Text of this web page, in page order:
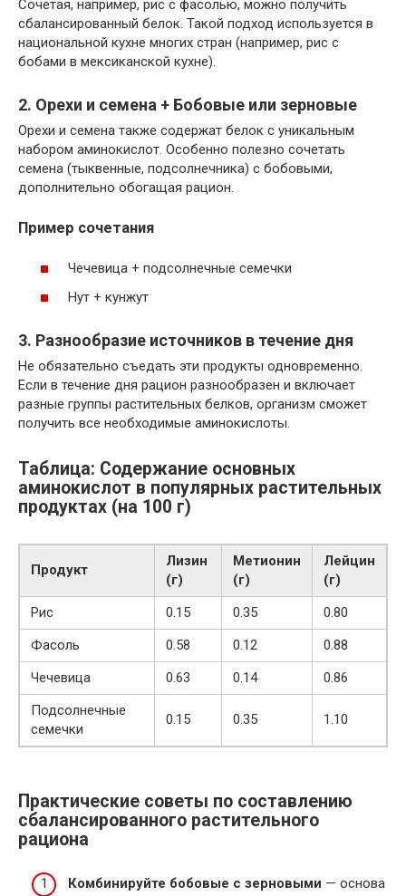
Сочетая, например, рис с фасолью, можно получить
сбалансированный белок. Такой подход используется в
национальной кухне многих стран (например, рис с
бобами в мексиканской кухне).
2. Орехи и семена + Бобовые или зерновые
Орехи и семена также содержат белок с уникальным
набором аминокислот. Особенно полезно сочетать
семена (тыквенные, подсолнечника) с бобовыми,
дополнительно обогащая рацион.
Пример сочетания
Чечевица + подсолнечные семечки
Нут + кунжут
3. Разнообразие источников в течение дня
Не обязательно съедать эти продукты одновременно.
Если в течение дня рацион разнообразен и включает
разные группы растительных белков, организм сможет
получить все необходимые аминокислоты.
Таблица: Содержание основных
аминокислот в популярных растительных
продуктах (на 100 г)
Продукт
Лизин
(г)
Метионин
(г)
Лейцин
(г)
Рис
0.15 0.35
0.80
Фасоль
0.58 0.12
0.88
Чечевица
0.63 0.14
0.86
Подсолнечные
семечки
0.15 0.35 1.10
Практические советы по составлению
сбалансированного растительного
рациона
Комбинируйте бобовые с зерновыми — основа